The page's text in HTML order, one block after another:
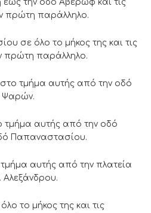
έως την οδό Αβέρωφ και τις
πρώτη παράλληλο.
σε όλο το μήκος της και τις
πρώτη παράλληλο.
τμήμα αυτής από την οδό
Ψαρών.
τμήμα αυτής από την οδό
Παπαναστασίου.
αυτής από την πλατεία
το μήκος της και τις